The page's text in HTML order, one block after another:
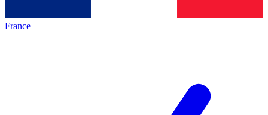
France